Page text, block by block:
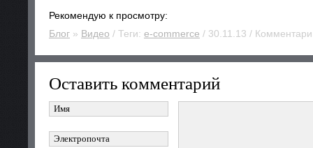
Рекомендую к просмотру:
Блог » Видео / Теги: e-commerce / 30.11.13 /
Оставить комментарий